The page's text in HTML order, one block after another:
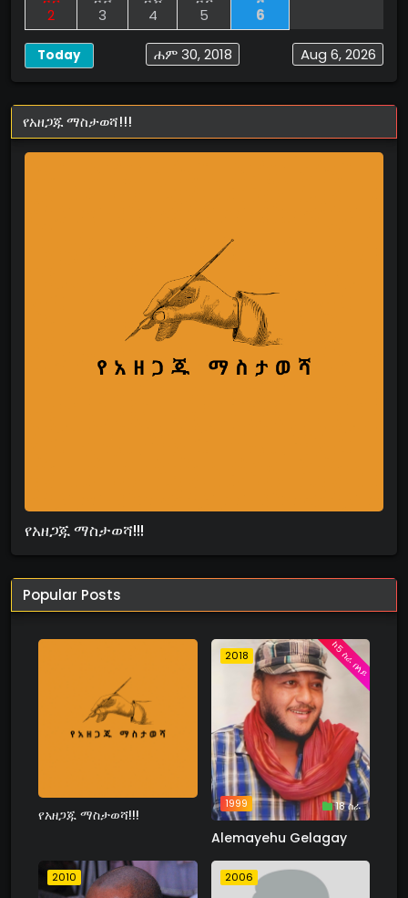
2
3
4
5
6
Aug 6, 2026
ሐም 30, 2018
Today
የአዘጋጁ ማስታወሻ!!!
የአዘጋጁ ማስታወሻ!!!
Popular Posts
የአዘጋጁ ማስታወሻ!!!
2018
1999 18 ስራ
ከ5 ስራ በላይ
Alemayehu Gelagay
2010 2006